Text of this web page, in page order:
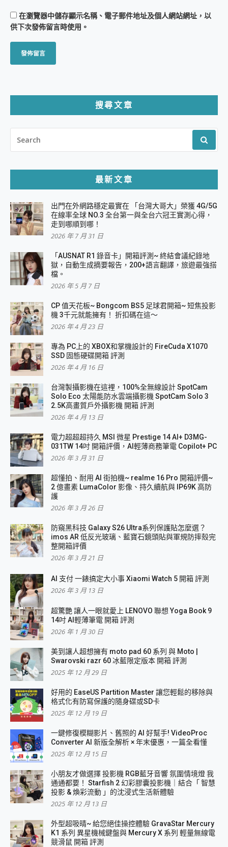
在瀏覽器中儲存顯示名稱、電子郵件地址及個人網站網址，以
供下次發佈留言時使用。
搜尋文章
FOR:
最新文章
出門在外網路穩定最實在 「台灣大哥大」榮獲 4G/5G
在線率全球 NO.3 全台第一與全台六冠王實測心得，
走到哪順到哪！
2026 年 7 月 31 日
「AUSNAT R1 錄音卡」開箱評測~ 終結會議紀錄地
獄，自動生成摘要報告，200+語言翻譯，旅遊最強搭
檔。
2026 年 5 月 7 日
CP 值天花板~ Bongcom BS5 足球君開箱~ 短焦投影
機 3千元就能擁有！ 折扣碼在這～
2026 年 4 月 23 日
專為 PC上的 XBOX和掌機設計的 FireCuda X1070
SSD 固態硬碟開箱 評測
2026 年 4 月 16 日
台灣製攝影機在這裡，100%全無線設計 SpotCam
Solo Eco 太陽能防水雲端攝影機 SpotCam Solo 3
2.5K高畫質戶外攝影機 開箱 評測
2026 年 4 月 13 日
電力超超超持久 MSI 微星 Prestige 14 AI+ D3MG-
031TW 14吋 開箱評價，AI輕薄商務筆電 Copilot+ PC
2026 年 3 月 31 日
超懂拍、耐用 AI 街拍機~ realme 16 Pro 開箱評價~
2 億畫素 LumaColor 影像、持久續航與 IP69K 高防
護
2026 年 3 月 26 日
防窺黑科技 Galaxy S26 Ultra系列保護貼怎麼選？
imos AR 低反光玻璃、藍寶石鏡頭貼與軍規防摔殼完
整開箱評價
2026 年 3 月 21 日
AI 支付 一錶搞定大小事 Xiaomi Watch 5 開箱 評測
2026 年 3 月 13 日
超驚艷 讓人一眼就愛上 LENOVO 聯想 Yoga Book 9
14吋 AI輕薄筆電 開箱 評測
2026 年 1 月 30 日
美到讓人超想擁有 moto pad 60 系列 與 Moto |
Swarovski razr 60 冰藍限定版本 開箱 評測
2025 年 12 月 29 日
好用的 EaseUS Partition Master 讓您輕鬆的移除與
格式化有防寫保護的隨身碟或SD卡
2025 年 12 月 19 日
一鍵修復模糊影片、舊照的 AI 好幫手! VideoProc
Converter AI 新版全解析 × 年末優惠，一篇全看懂
2025 年 12 月 15 日
小朋友才做選擇 投影機 RGB藍牙音響 氛圍情境燈 我
通通都要！ Starfish 2 幻彩膠囊投影機｜結合「 智慧
投影 & 煥彩流動 」的沈浸式生活新體驗
2025 年 12 月 13 日
外型超吸晴~ 給您絕佳操控體驗 GravaStar Mercury
K1 系列 異星機械鍵盤與 Mercury X 系列 輕量無線電
競滑鼠 開箱 評測